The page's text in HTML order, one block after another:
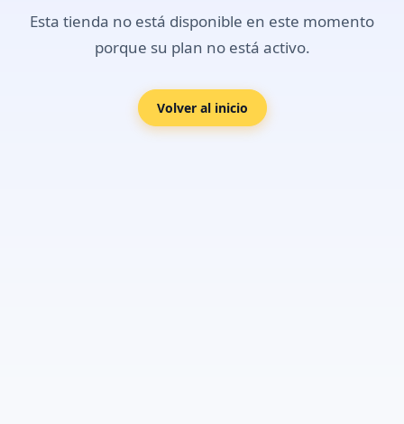
Esta tienda no está disponible en este momento
porque su plan no está activo.
Volver al inicio